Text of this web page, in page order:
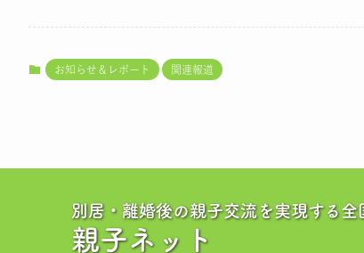
お知らせ＆レポート 関連報道
別居・離婚後の親子交流を実現する全
親子ネット